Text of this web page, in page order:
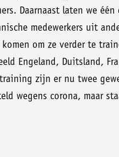
Daarnaast laten we één
medewerkers uit
om ze verder te
Engeland, Duitsland,
zijn er nu twee
wegens corona, maar